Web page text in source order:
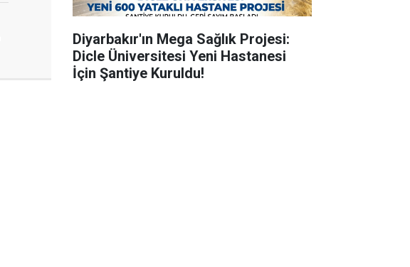
Diyarbakır'ın Mega Sağlık Projesi:
Dicle Üniversitesi Yeni Hastanesi
İçin Şantiye Kuruldu!